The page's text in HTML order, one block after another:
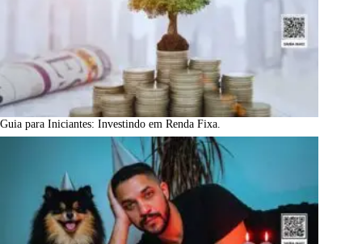
Guia para Iniciantes: Investindo em Renda Fixa.